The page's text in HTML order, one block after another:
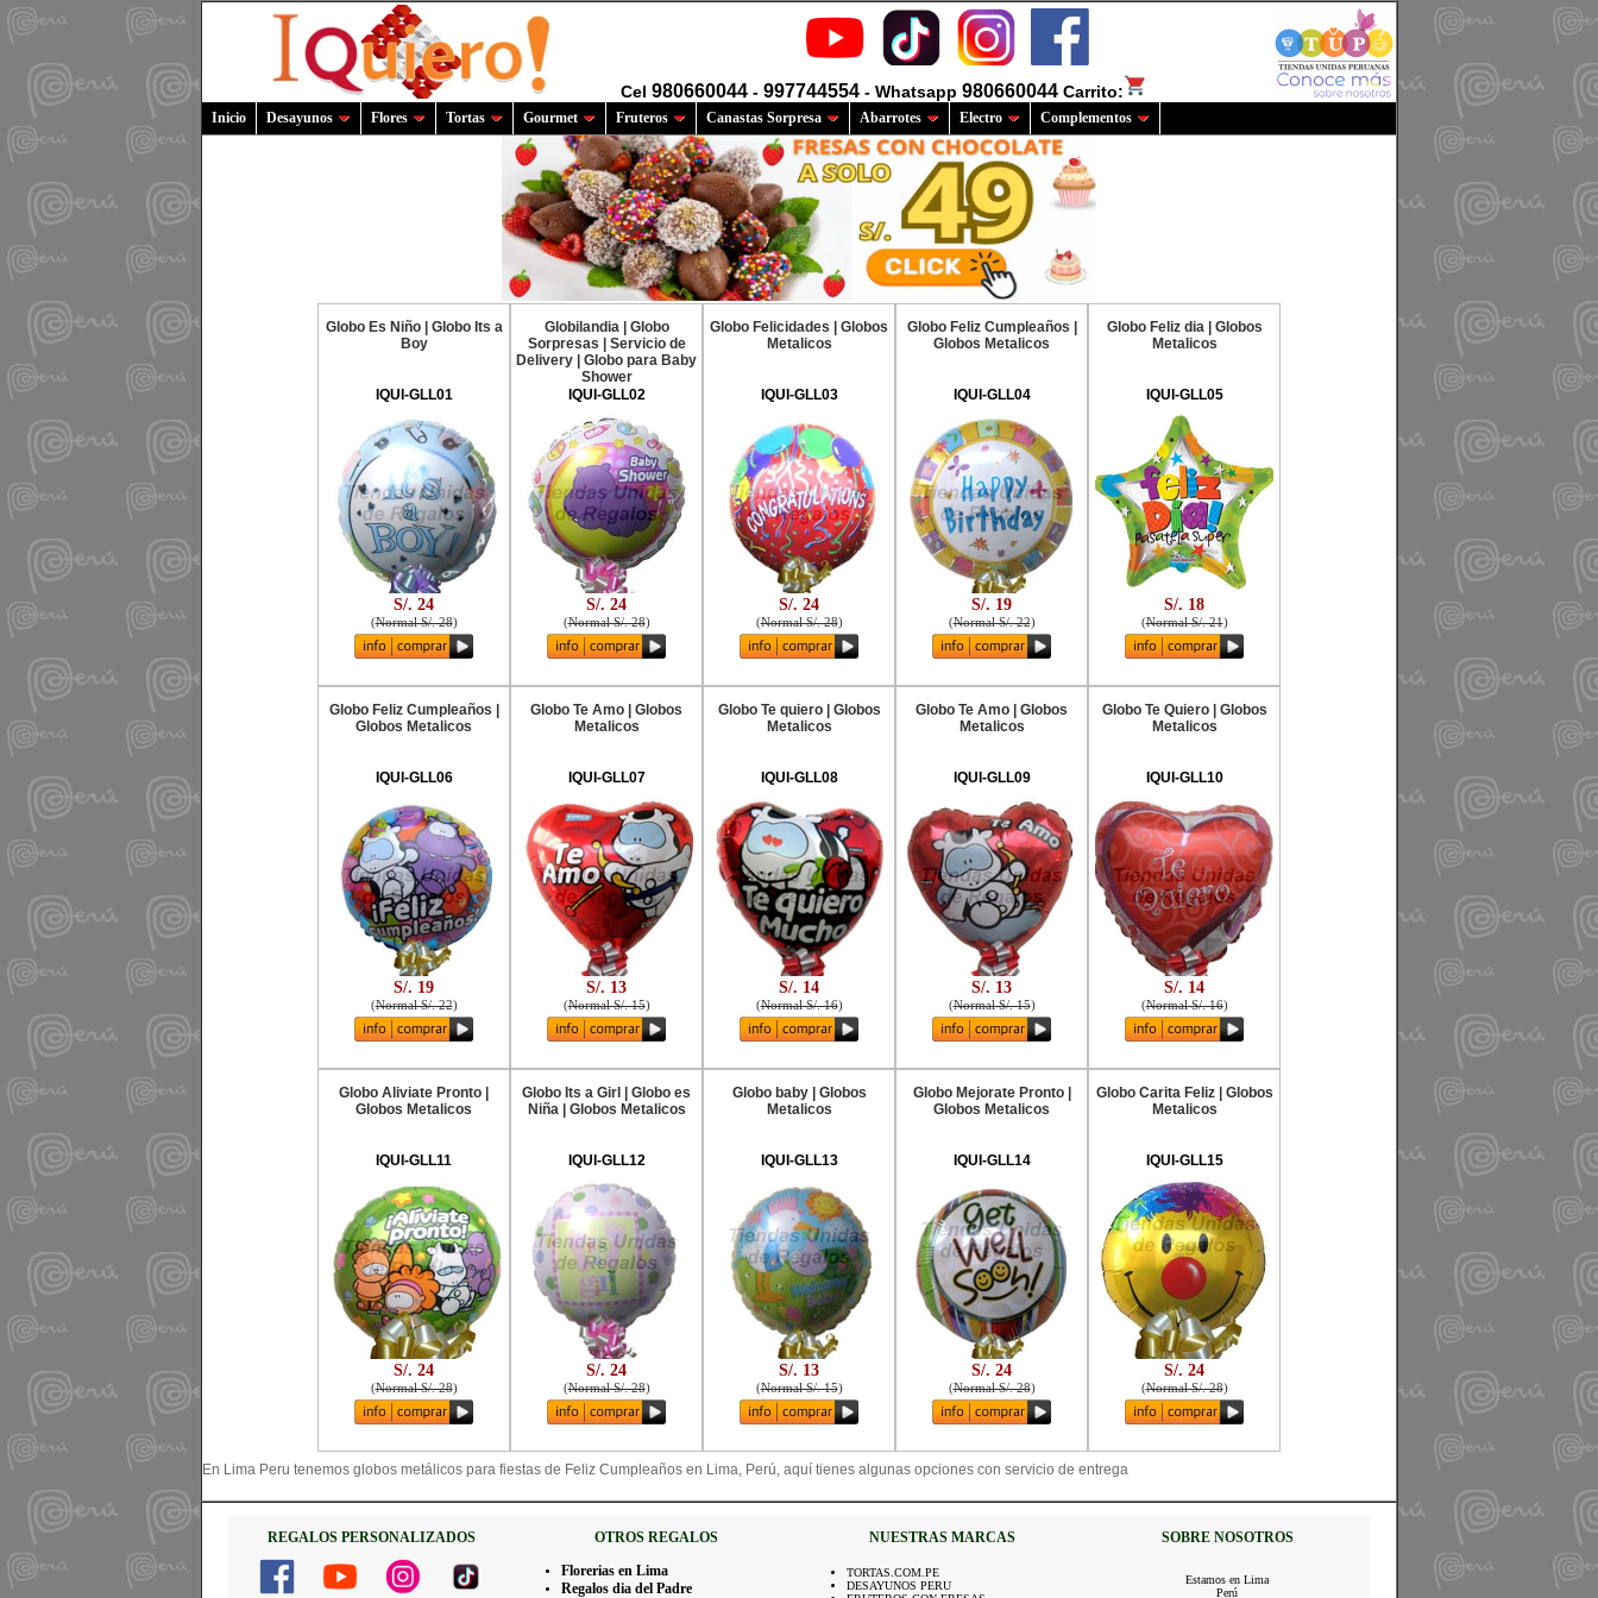
Cel 980660044 - 997744554 - Whatsapp 980660044 Carrito:
Inicio Desayunos Flores Tortas Gourmet Fruteros Canastas Sorpresa Abarrotes Electro Complementos
Globo Es Niño | Globo Its a
Boy
IQUI-GLL01
S/. 24
(Normal S/. 28)
Globilandia | Globo
Sorpresas | Servicio de
Delivery | Globo para Baby
Shower
IQUI-GLL02
S/. 24
(Normal S/. 28)
Globo Felicidades | Globos
Metalicos
IQUI-GLL03
S/. 24
(Normal S/. 28)
Globo Feliz Cumpleaños |
Globos Metalicos
IQUI-GLL04
S/. 19
(Normal S/. 22)
Globo Feliz dia | Globos
Metalicos
IQUI-GLL05
S/. 18
(Normal S/. 21)
Globo Feliz Cumpleaños |
Globos Metalicos
IQUI-GLL06
S/. 19
(Normal S/. 22)
Globo Te Amo | Globos
Metalicos
IQUI-GLL07
S/. 13
(Normal S/. 15)
Globo Te quiero | Globos
Metalicos
IQUI-GLL08
S/. 14
(Normal S/. 16)
Globo Te Amo | Globos
Metalicos
IQUI-GLL09
S/. 13
(Normal S/. 15)
Globo Te Quiero | Globos
Metalicos
IQUI-GLL10
S/. 14
(Normal S/. 16)
Globo Aliviate Pronto |
Globos Metalicos
IQUI-GLL11
S/. 24
(Normal S/. 28)
Globo Its a Girl | Globo es
Niña | Globos Metalicos
IQUI-GLL12
S/. 24
(Normal S/. 28)
Globo baby | Globos
Metalicos
IQUI-GLL13
S/. 13
(Normal S/. 15)
Globo Mejorate Pronto |
Globos Metalicos
IQUI-GLL14
S/. 24
(Normal S/. 28)
Globo Carita Feliz | Globos
Metalicos
IQUI-GLL15
S/. 24
(Normal S/. 28)
En Lima Peru tenemos globos metálicos para fiestas de Feliz Cumpleaños en Lima, Perú, aquí tienes algunas opciones con servicio de entrega
REGALOS PERSONALIZADOS OTROS REGALOS NUESTRAS MARCAS
SOBRE NOSOTROS
Florerias en Lima
Regalos dia del Padre
TORTAS.COM.PE
DESAYUNOS PERU
Estamos en Lima
Perú